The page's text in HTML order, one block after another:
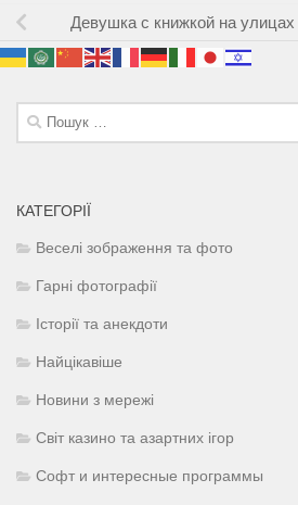
Девушка с книжкой на
Пошук:
КАТЕГОРІЇ
Веселі зображення та фото
Гарні фотографії
Історії та анекдоти
Найцікавіше
Новини з мережі
Світ казино та азартних ігор
Софт и интересные программы